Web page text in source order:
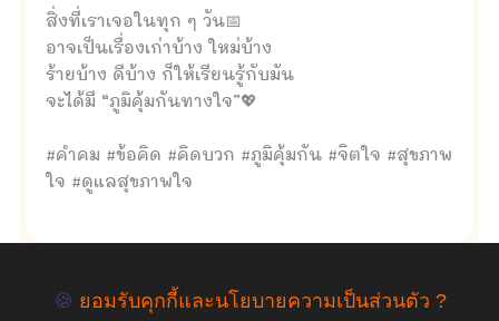
สิ่งที่เราเจอในทุก ๆ วัน📅
อาจเป็นเรื่องเก่าบ้าง ใหม่บ้าง
ร้ายบ้าง ดีบ้าง ก็ให้เรียนรู้กับมัน
จะได้มี “ภูมิคุ้มกันทางใจ”💖
#คำคม #ข้อคิด #คิดบวก #ภูมิคุ้มกัน #จิตใจ #สุขภาพ
ใจ #ดูแลสุขภาพใจ
🍪 ยอมรับคุกกี้และนโยบายความเป็นส่วนตัว ?